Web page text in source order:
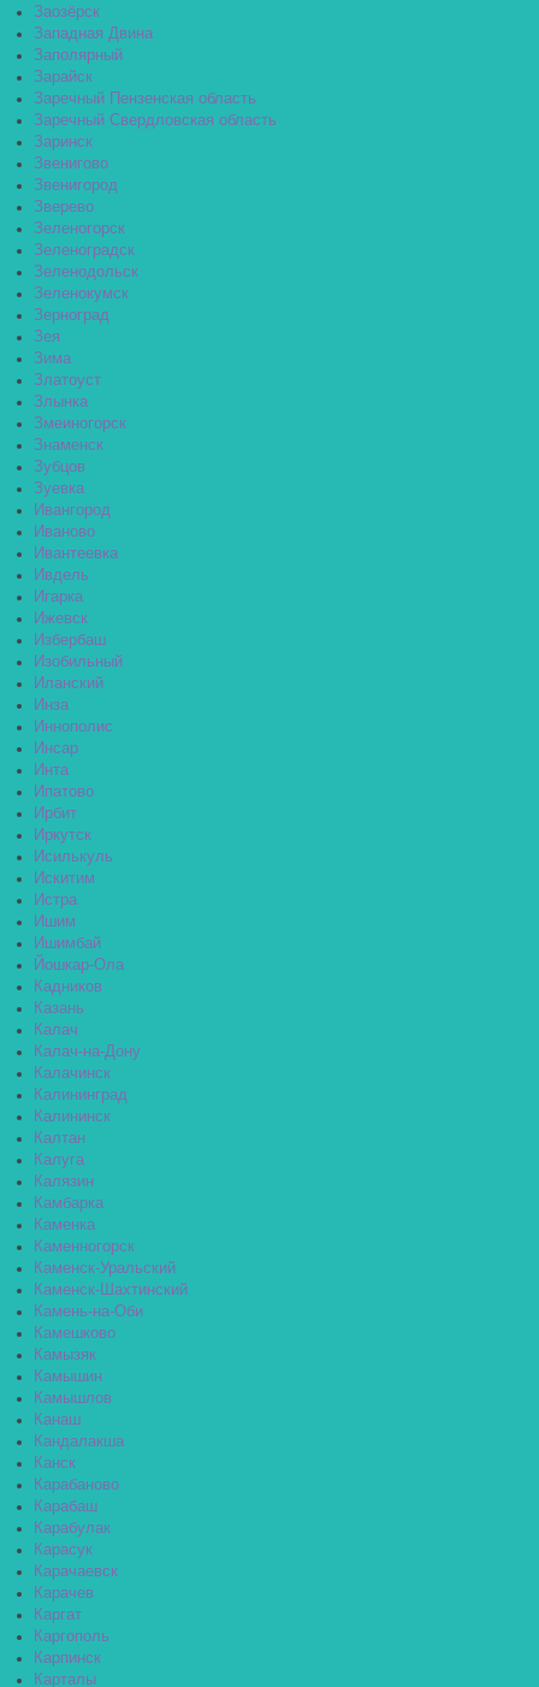
Заозёрск
Западная Двина
Заполярный
Зарайск
Заречный Пензенская область
Заречный Свердловская область
Заринск
Звенигово
Звенигород
Зверево
Зеленогорск
Зеленоградск
Зеленодольск
Зеленокумск
Зерноград
Зея
Зима
Златоуст
Злынка
Змеиногорск
Знаменск
Зубцов
Зуевка
Ивангород
Иваново
Ивантеевка
Ивдель
Игарка
Ижевск
Избербаш
Изобильный
Иланский
Инза
Иннополис
Инсар
Инта
Ипатово
Ирбит
Иркутск
Исилькуль
Искитим
Истра
Ишим
Ишимбай
Йошкар-Ола
Кадников
Казань
Калач
Калач-на-Дону
Калачинск
Калининград
Калининск
Калтан
Калуга
Калязин
Камбарка
Каменка
Каменногорск
Каменск-Уральский
Каменск-Шахтинский
Камень-на-Оби
Камешково
Камызяк
Камышин
Камышлов
Канаш
Кандалакша
Канск
Карабаново
Карабаш
Карабулак
Карасук
Карачаевск
Карачев
Каргат
Каргополь
Карпинск
Карталы